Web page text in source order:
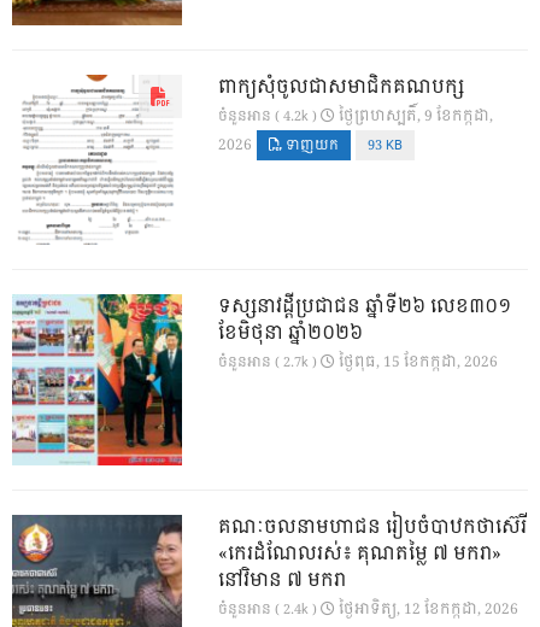
ពាក្យសុំចូលជាសមាជិកគណបក្ស
ចំនួនអាន ( 4.2k )
ថ្ងៃ​ព្រហស្បតិ៍, 9 ខែ​កក្កដា,
2026
ទាញយក 93 KB
ទស្សនាវដ្ដីប្រជាជន ឆ្នាំទី២៦ លេខ៣០១
ខែមិថុនា ឆ្នាំ២០២៦
ចំនួនអាន ( 2.7k ) ថ្ងៃ​ពុធ, 15 ខែ​កក្កដា, 2026
គណៈចលនាមហាជន រៀបចំបាឋកថាស៊េរី
«កេរដំណែលរស់៖ គុណតម្លៃ ៧ មករា»
នៅវិមាន ៧ មករា
ចំនួនអាន ( 2.4k ) ថ្ងៃ​អាទិត្យ, 12 ខែ​កក្កដា, 2026